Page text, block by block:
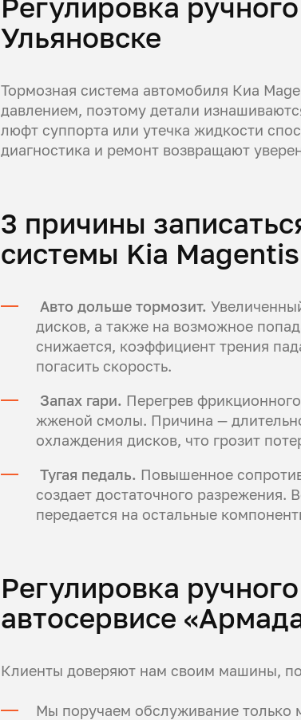
Регулировка
Ульяновске
Тормозная система автомобиля Киа
давлением, поэтому детали
люфт суппорта или утечка жидкости
диагностика и ремонт возвращают
3 причины
системы Kia Magentis
Авто дольше тормозит.
дисков, а также на возможное
снижается, коэффициент трения
погасить скорость.
Запах гари. Перегрев
жженой смолы. Причина —
охлаждения дисков, что грозит
Тугая педаль. Повышенное
создает достаточного разрежения.
передается на остальные
Регулировка
автосервисе
Клиенты доверяют нам своим машины,
Мы поручаем обслуживание